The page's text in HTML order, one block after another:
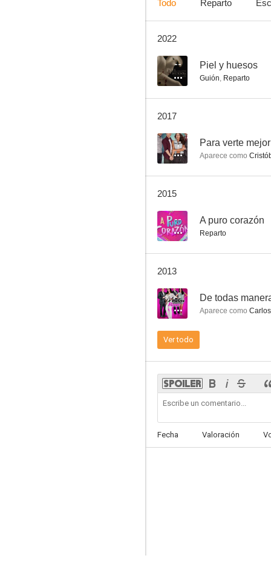
Todo Reparto
2022
-- Piel y huesos
Guión, Reparto
2017
-- Para verte mejor
Aparece como
2015
-- A puro corazón
Reparto
2013
-- De todas
Aparece como
Ver todo
Fecha Valoración